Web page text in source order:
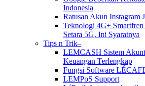
Indonesia
Ratusan Akun Instagram
Teknologi 4G+
Setara 5G, Ini Syaratnya
Tips n Trik–
LEMCASH Sistem
Keuangan Terlengkap
Fungsi Software
LEMPoS Support